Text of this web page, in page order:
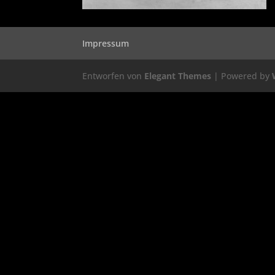
Impressum
Entworfen von Elegant Themes | Powered by